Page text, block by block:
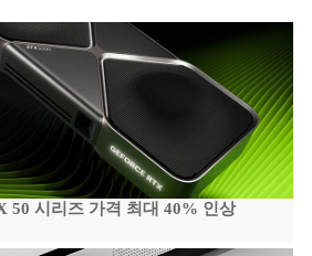
50 시리즈 가격 최대 40% 인상